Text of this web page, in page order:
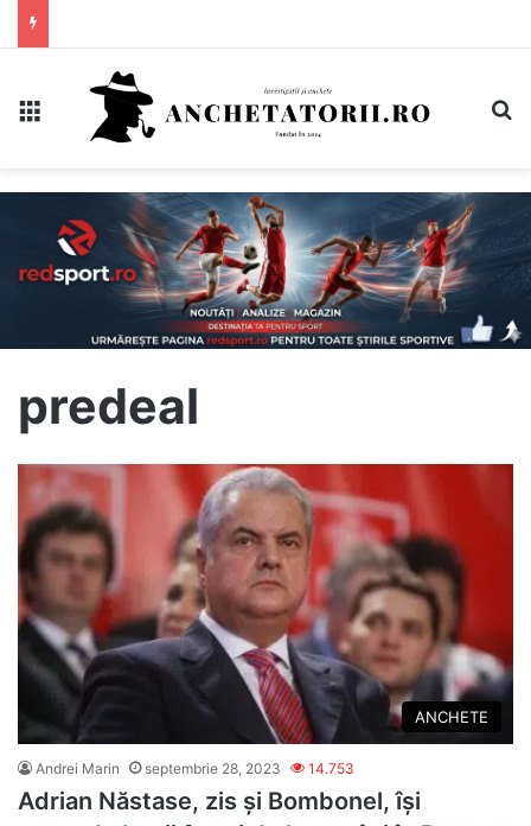
predeal
ANCHETE
Andrei Marin septembrie 28, 2023 14.753
Adrian Năstase, zis și Bombonel, își